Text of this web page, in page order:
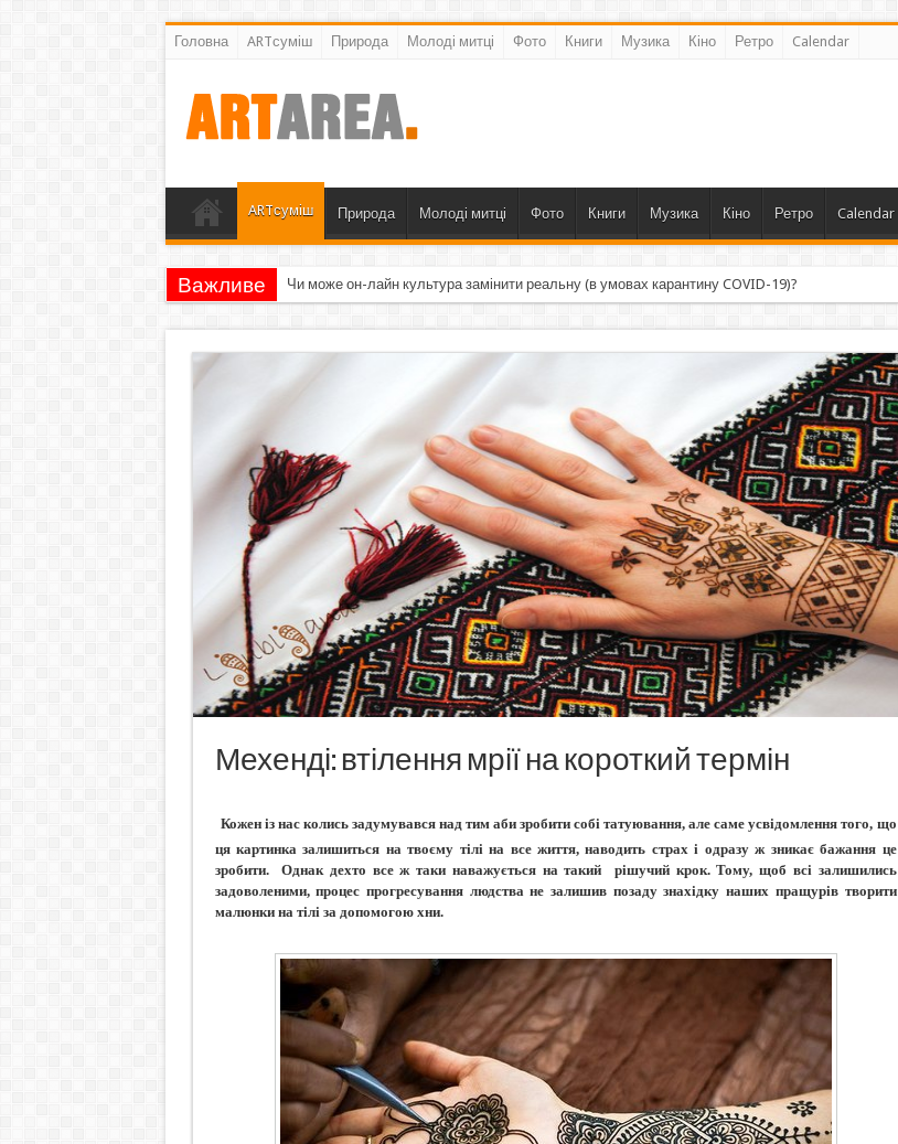
Головна ARTсуміш Природа Молоді митці Фото Книги Музика Кіно Ретро Calendar
ARTсуміш Природа Молоді митці Фото Книги Музика Кіно Ретро Calendar
Важливе Чи може он-лайн культура замінити реальну (в умовах карантину COVID-19)?
Мехенді: втілення мрії на короткий термін
Кожен із нас колись задумувався над тим аби зробити собі татуювання, але саме усвідомлення того, що
ця картинка залишиться на твоєму тілі на все життя, наводить страх і одразу ж зникає бажання це
зробити.
Однак дехто все ж таки наважується на такий
рішучий крок. Тому, щоб всі залишились
задоволеними, процес прогресування людства не залишив позаду знахідку наших пращурів творити
малюнки на тілі за допомогою хни.